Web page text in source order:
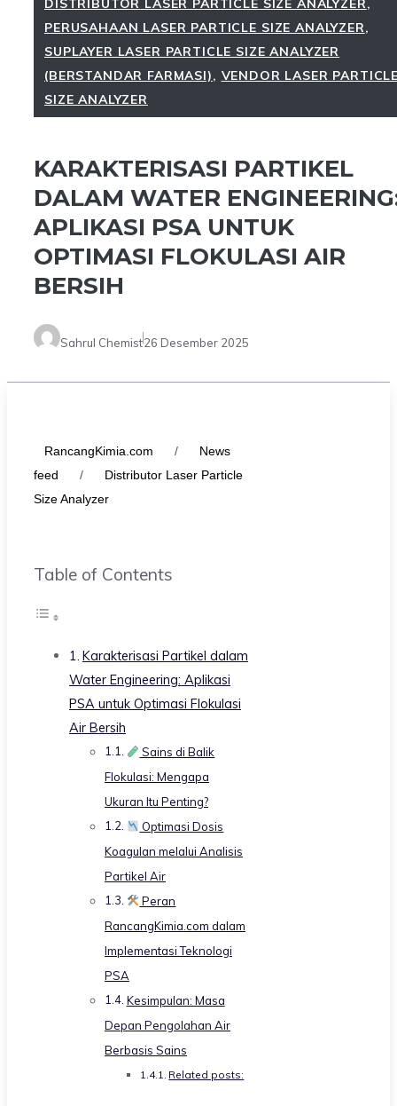
DISTRIBUTOR LASER PARTICLE SIZE ANALYZER,
PERUSAHAAN LASER PARTICLE SIZE ANALYZER,
SUPLAYER LASER PARTICLE SIZE ANALYZER
(BERSTANDAR FARMASI), VENDOR LASER
SIZE ANALYZER
KARAKTERISASI PARTIKEL
DALAM WATER
APLIKASI PSA UNTUK
OPTIMASI FLOKULASI AIR
BERSIH
Sahrul Chemist26 Desember 2025
RancangKimia.com /
News
feed
/
Distributor Laser Particle
Size Analyzer
Table of Contents
Karakterisasi Partikel dalam
Water Engineering: Aplikasi
PSA untuk Optimasi Flokulasi
Air Bersih
Sains di Balik
Flokulasi: Mengapa
Ukuran Itu Penting?
Optimasi Dosis
Koagulan melalui Analisis
Partikel Air
Peran
RancangKimia.com dalam
Implementasi Teknologi
PSA
Kesimpulan: Masa
Depan Pengolahan Air
Berbasis Sains
Related posts: